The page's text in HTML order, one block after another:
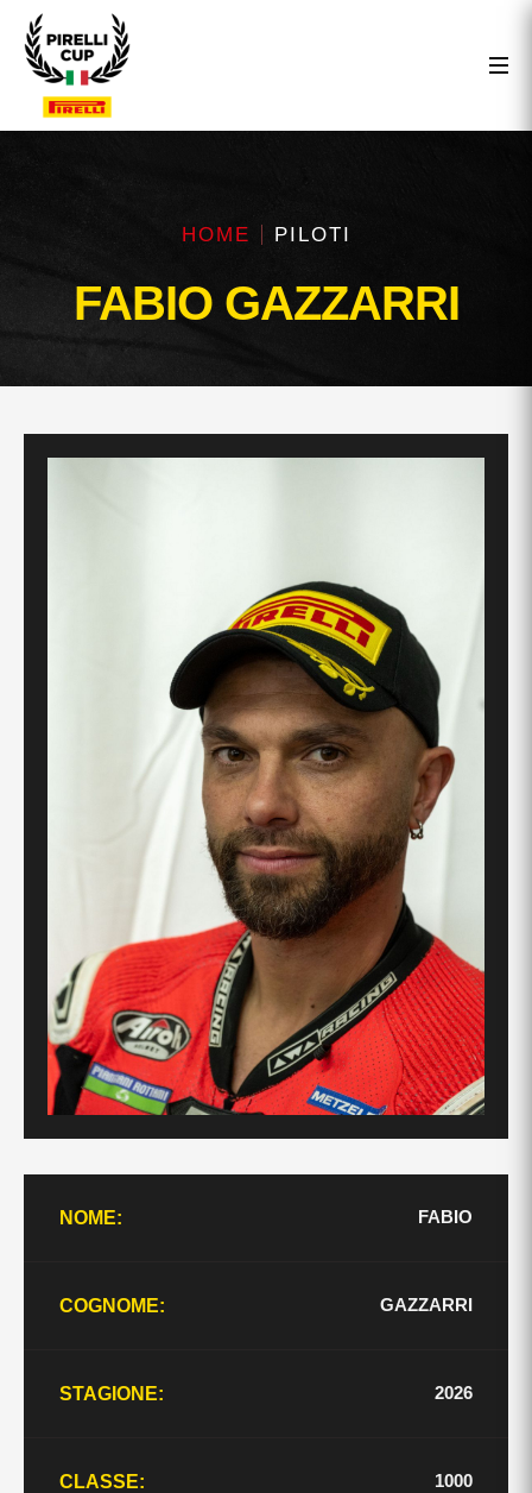
HOME PILOTI
FABIO GAZZARRI
NOME: FABIO
COGNOME: GAZZARRI
STAGIONE: 2026
CLASSE: 1000